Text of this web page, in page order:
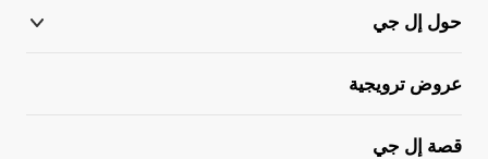
حول إل جي
عروض ترويجية
قصة إل جي